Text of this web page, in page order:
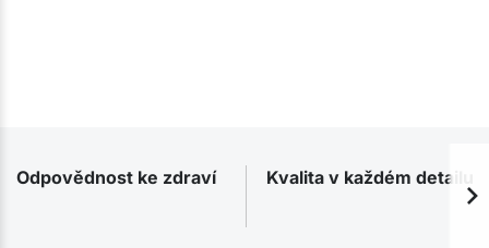
Odpovědnost ke zdraví Kvalita v každém detailu